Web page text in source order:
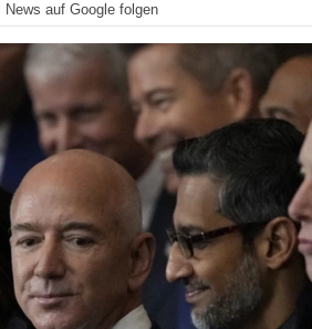
News auf Google folgen